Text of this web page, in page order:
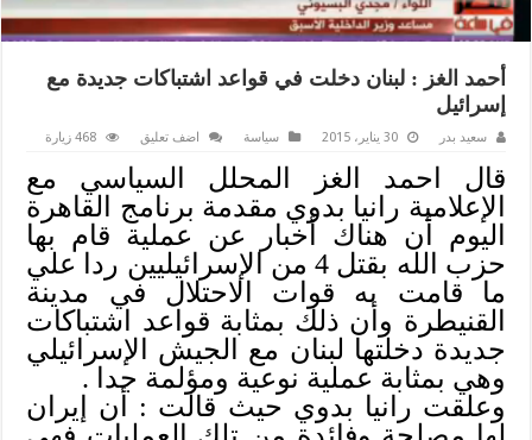
أحمد الغز : لبنان دخلت في قواعد اشتباكات جديدة مع
إسرائيل
سعيد بدر 30 يناير، 2015 سياسة اضف تعليق 468 زيارة
قال احمد الغز المحلل السياسي مع
الإعلامية رانيا بدوي مقدمة برنامج القاهرة
اليوم أن هناك أخبار عن عملية قام بها
حزب الله بقتل 4 من الإسرائيليين ردا علي
ما قامت به قوات الاحتلال في مدينة
القنيطرة وأن ذلك بمثابة قواعد اشتباكات
جديدة دخلتها لبنان مع الجيش الإسرائيلي
وهي بمثابة عملية نوعية ومؤلمة جدا .
وعلقت رانيا بدوي حيث قالت : أن إيران